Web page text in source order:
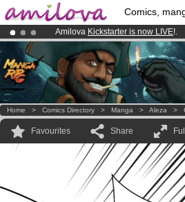
Comics,
Amilova Kickstarter is now LIVE!.
Already 134393membersand
Premium membership from3.95
Home > Comics Directory > Manga > Aleza >
Favourites Share